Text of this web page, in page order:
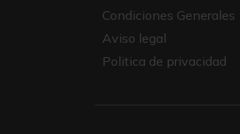
Condiciones Generales
Aviso legal
Politica de privacidad